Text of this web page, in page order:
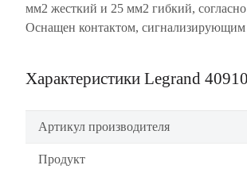
мм2 жесткий и 25 мм2 гибкий,
Оснащен контактом, сигнализирующим
Характеристики Legrand
Артикул производителя
Продукт